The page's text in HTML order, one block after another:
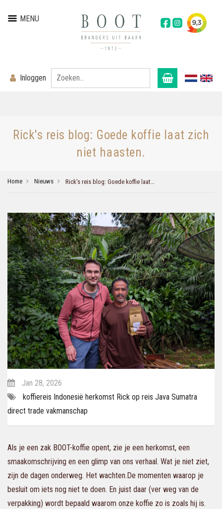
MENU
Inloggen
Rick's reis blog: Goede koffie laat zich
niet haasten.
Home Nieuws
Jan 28, 2026
koffiereis Indonesië herkomst Rick op reis Java Sumatra
direct trade vakmanschap
Als je een zak BOOT-koffie opent, zie je een herkomst, een
smaakomschrijving en een glimp van ons verhaal. Wat je niet ziet,
zijn de dagen onderweg. Het wachten.De momenten waarop je
besluit om iets nog niet te doen. En juist daar (ver weg van de
verpakking) wordt bepaald waarom onze koffie zo is zoals hij is.